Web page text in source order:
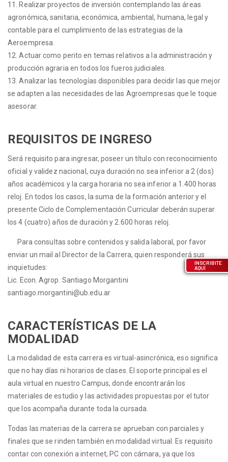
11. Realizar proyectos de inversión contemplando las áreas
agronómica, sanitaria, económica, ambiental, humana, legal y
contable para el cumplimiento de las estrategias de la
Aeroempresa.
12. Actuar como perito en temas relativos a la administración y
producción agraria en todos los fueros judiciales.
13. Analizar las tecnologías disponibles para decidir las que mejor
se adapten a las necesidades de las Agroempresas que le toque
asesorar.
REQUISITOS DE INGRESO
Será requisito para ingresar, poseer un título con reconocimiento
oficial y validez nacional, cuya duración no sea inferior a 2 (dos)
años académicos y la carga horaria no sea inferior a 1.400 horas
reloj. En todos los casos, la suma de la formación anterior y el
presente Ciclo de Complementación Curricular deberán superar
los 4 (cuatro) años de duración y 2.600 horas reloj.
Para consultas sobre contenidos y salida laboral, por favor
enviar un mail al Director de la Carrera, quien responderá sus
inquietudes:
Lic. Econ. Agrop. Santiago Morgantini
santiago.morgantini@ub.edu.ar
CARACTERÍSTICAS DE LA
MODALIDAD
La modalidad de esta carrera es virtual-asincrónica, eso significa
que no hay días ni horarios de clases. El soporte principal es el
aula virtual en nuestro Campus, donde encontrarán los
materiales de estudio y las actividades propuestas por el tutor
que los acompaña durante toda la cursada.
Todas las materias de la carrera se aprueban con parciales y
finales que se rinden también en modalidad virtual. Es requisito
contar con conexión a internet, PC con cámara, ya que los
INSCRIBITE
AQUÍ